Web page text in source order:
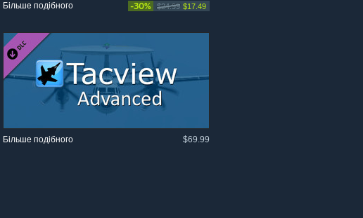
-30% $24.99 $17.49
Більше подібного
$69.99
Більше подібного